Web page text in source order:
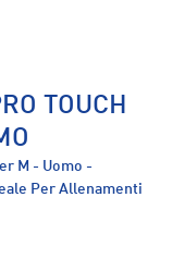
TOUCH
M - Uomo -
Per Allenamenti